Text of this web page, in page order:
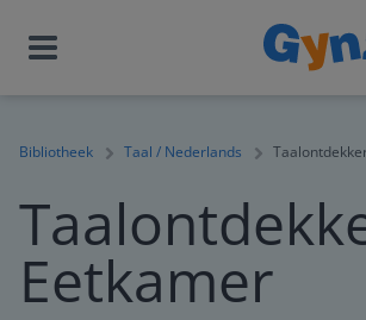
Bibliotheek Taal / Nederlands
Eetkamer